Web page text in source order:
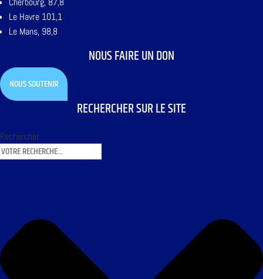
Le Havre 101,1
Le Mans, 98,8
NOUS FAIRE UN DON
NOUS SOUTENIR
RECHERCHER SUR LE SITE
Rechercher